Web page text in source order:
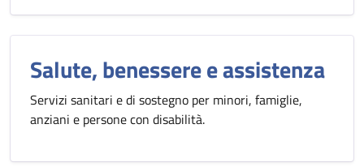
Salute, benessere e assistenza
Servizi sanitari e di sostegno per minori, famiglie,
anziani e persone con disabilità.